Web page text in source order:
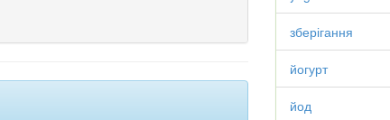
зберігання
йогурт
йод